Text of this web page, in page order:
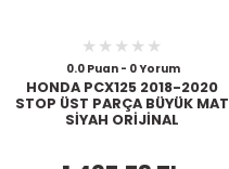
0.0 Puan - 0 Yorum
HONDA PCX125 2018-2020
STOP ÜST PARÇA BÜYÜK MAT
SİYAH ORİJİNAL